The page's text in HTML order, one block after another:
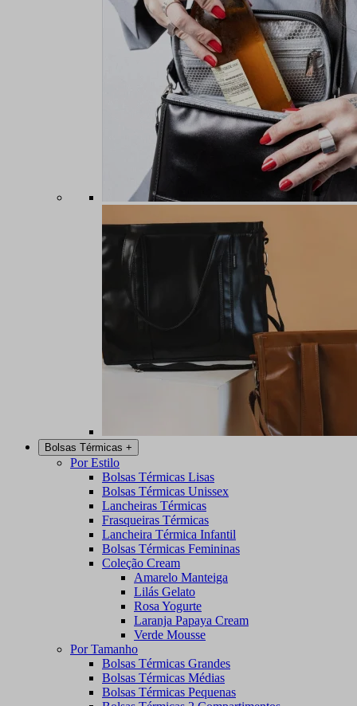
Bolsas Térmicas +
Por Estilo
Bolsas Térmicas Lisas
Bolsas Térmicas Unissex
Lancheiras Térmicas
Frasqueiras Térmicas
Lancheira Térmica Infantil
Bolsas Térmicas Femininas
Coleção Cream
Amarelo Manteiga
Lilás Gelato
Rosa Yogurte
Laranja Papaya Cream
Verde Mousse
Por Tamanho
Bolsas Térmicas Grandes
Bolsas Térmicas Médias
Bolsas Térmicas Pequenas